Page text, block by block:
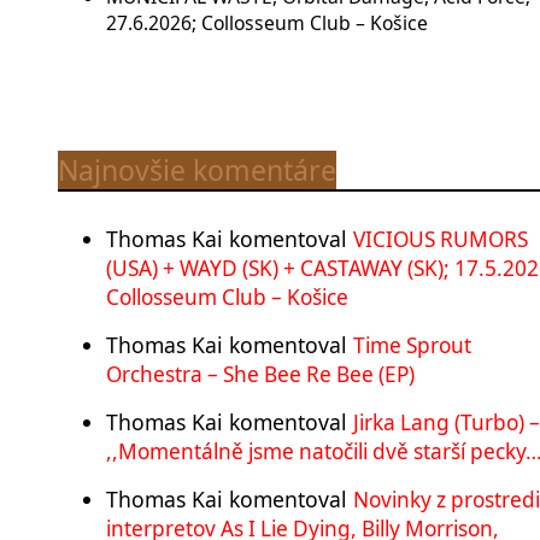
27.6.2026; Collosseum Club – Košice
Najnovšie komentáre
Thomas Kai komentoval VICIOUS RUMORS
(USA) + WAYD (SK) + CASTAWAY (SK);
Collosseum Club – Košice
Thomas Kai komentoval Time Sprout
Orchestra – She Bee Re Bee (EP)
Thomas Kai komentoval Jirka Lang (Turbo) –
,,Momentálně jsme natočili dvě starší
Thomas Kai komentoval Novinky z
interpretov As I Lie Dying, Billy Morrison,